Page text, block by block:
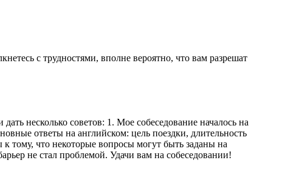
с трудностями, вполне вероятно, что вам разрешат
несколько советов: 1. Мое собеседование началось на
ответы на английском: цель поездки, длительность
тому, что некоторые вопросы могут быть заданы на
не стал проблемой. Удачи вам на собеседовании!